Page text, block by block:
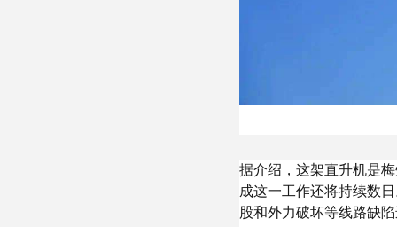
据介绍，这架直升机是
成这一工作还将持续数
股和外力破坏等线路缺